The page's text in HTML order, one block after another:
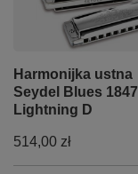
Harmonijka ustna
Seydel Blues 1847
Lightning D
514,00 zł